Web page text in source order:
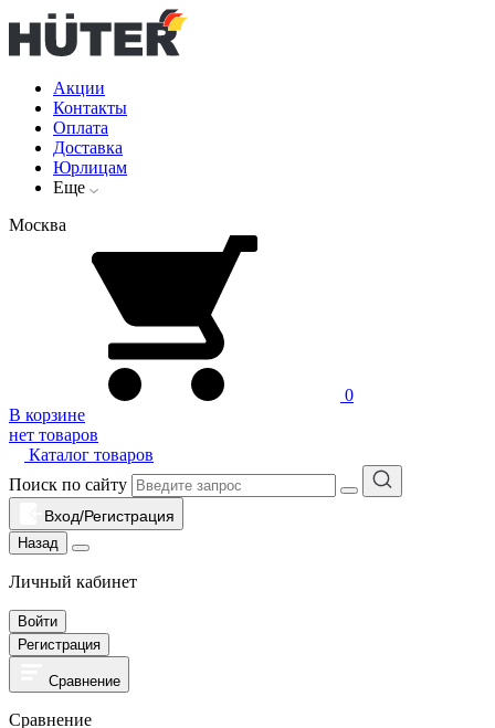
Акции
Контакты
Оплата
Доставка
Юрлицам
Еще
Москва
0
В корзине
нет товаров
Каталог товаров
Поиск по сайту
Вход/Регистрация
Назад
Личный кабинет
Войти
Регистрация
Сравнение
Сравнение